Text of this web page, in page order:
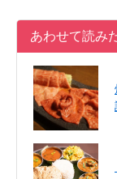
あわせて読み